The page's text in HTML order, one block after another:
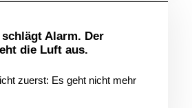
schlägt Alarm. Der
die Luft aus.
zuerst: Es geht nicht mehr